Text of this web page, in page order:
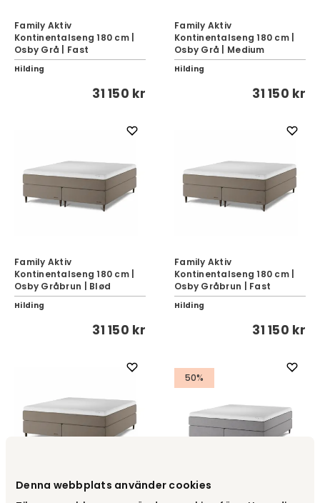
Denna webbplats använder cookies
Family Aktiv
Kontinentalseng 180 cm |
Osby Grå | Fast
Hilding
31 150 kr
Family Aktiv
Kontinentalseng 180 cm |
Osby Grå | Medium
Hilding
31 150 kr
Family Aktiv
Kontinentalseng 180 cm |
Osby Gråbrun | Blød
Hilding
31 150 kr
Family Aktiv
Kontinentalseng 180 cm |
Osby Gråbrun | Fast
Hilding
31 150 kr
50%